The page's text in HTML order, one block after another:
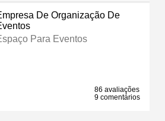
De Organização De
Para Eventos
86 avaliações
9 comentários